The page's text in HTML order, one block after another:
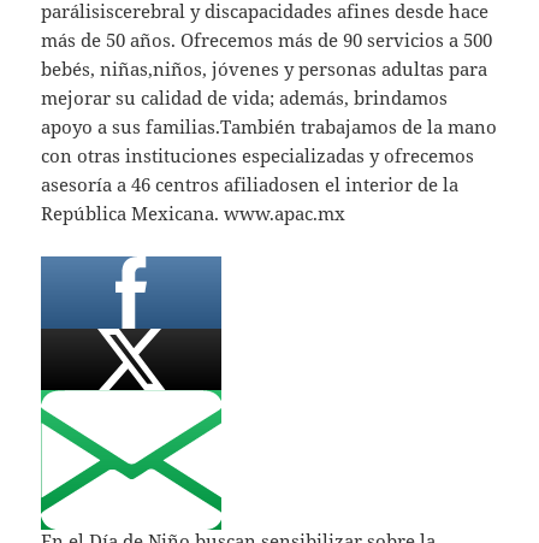
parálisiscerebral y discapacidades afines desde hace
más de 50 años. Ofrecemos más de 90 servicios a 500
bebés, niñas,niños, jóvenes y personas adultas para
mejorar su calidad de vida; además, brindamos
apoyo a sus familias.También trabajamos de la mano
con otras instituciones especializadas y ofrecemos
asesoría a 46 centros afiliadosen el interior de la
República Mexicana. www.apac.mx